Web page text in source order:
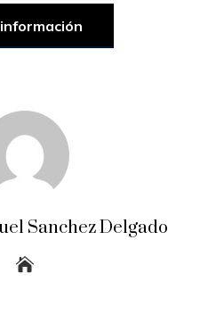
Sanchez Delgado